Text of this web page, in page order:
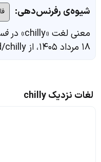
شیوه‌ی رفرنس‌دهی:
معنی لغت «chilly» در
۱۸ مرداد ۱۴۰۵، از https://fastdic.com/word/chilly
لغات نزدیک chilly